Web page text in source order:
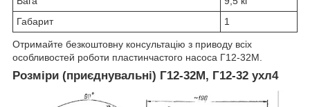
Габарит
1
Отримайте безкоштовну консультацію з приводу всіх
особливостей роботи пластинчастого насоса Г12-32М.
Розміри (приєднувальні) Г12-32М, Г12-32 ухл4